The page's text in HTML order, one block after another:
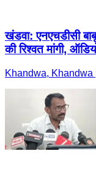
खंडवा: एनएचडीसी
की रिश्वत मांगी,
Khandwa, Khandwa